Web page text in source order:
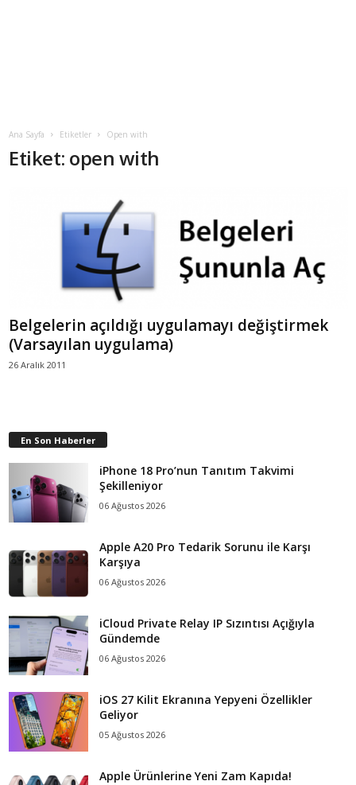
Ana Sayfa Etiketler Open with
Etiket: open with
Belgelerin açıldığı uygulamayı değiştirmek
(Varsayılan uygulama)
26 Aralık 2011
En Son Haberler
iPhone 18 Pro’nun Tanıtım Takvimi
Şekilleniyor
06 Ağustos 2026
Apple A20 Pro Tedarik Sorunu ile Karşı
Karşıya
06 Ağustos 2026
iCloud Private Relay IP Sızıntısı Açığıyla
Gündemde
06 Ağustos 2026
iOS 27 Kilit Ekranına Yepyeni Özellikler
Geliyor
05 Ağustos 2026
Apple Ürünlerine Yeni Zam Kapıda!